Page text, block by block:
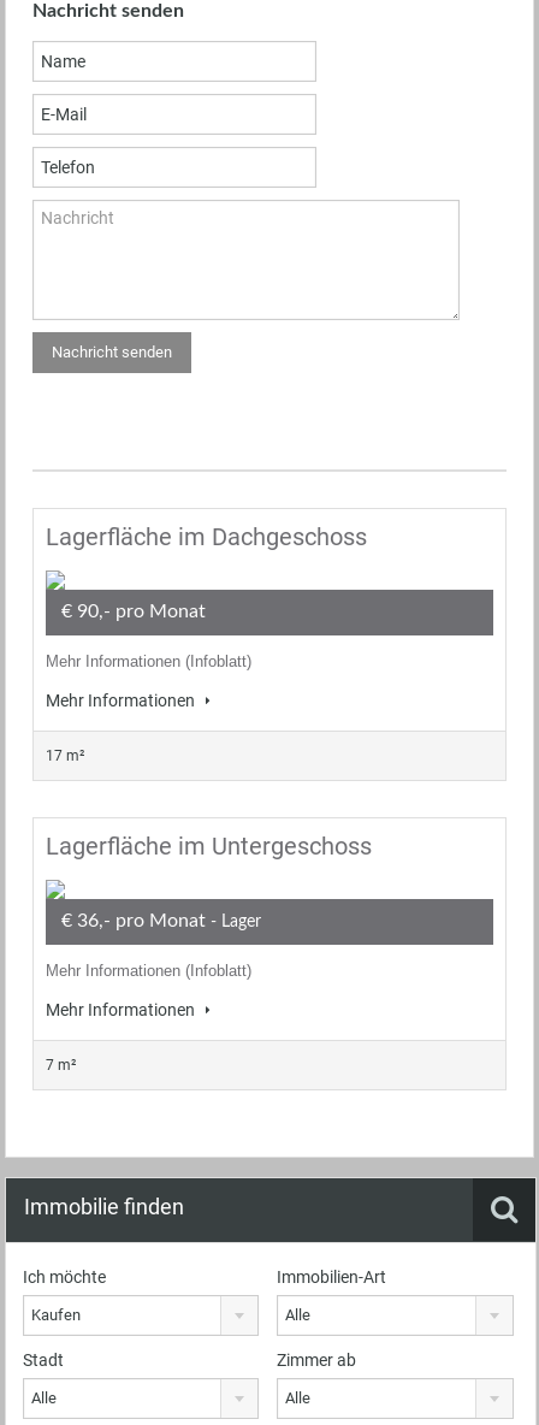
Nachricht senden
Lagerfläche im Dachgeschoss
€ 90,- pro Monat
Mehr Informationen (Infoblatt)
Mehr Informationen
17 m²
Lagerfläche im Untergeschoss
€ 36,- pro Monat - Lager
Mehr Informationen (Infoblatt)
Mehr Informationen
7 m²
Immobilie finden
Ich möchte
Kaufen
Immobilien-Art
Alle
Stadt
Alle
Zimmer ab
Alle